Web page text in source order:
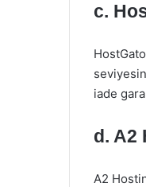
c.
iade
d. A2
A2